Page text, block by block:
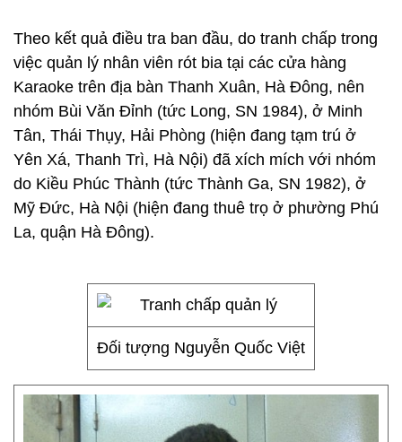
Theo kết quả điều tra ban đầu, do tranh chấp trong
việc quản lý nhân viên rót bia tại các cửa hàng
Karaoke trên địa bàn Thanh Xuân, Hà Đông, nên
nhóm Bùi Văn Đỉnh (tức Long, SN 1984), ở Minh
Tân, Thái Thụy, Hải Phòng (hiện đang tạm trú ở
Yên Xá, Thanh Trì, Hà Nội) đã xích mích với nhóm
do Kiều Phúc Thành (tức Thành Ga, SN 1982), ở
Mỹ Đức, Hà Nội (hiện đang thuê trọ ở phường Phú
La, quận Hà Đông).
Đối tượng Nguyễn Quốc Việt